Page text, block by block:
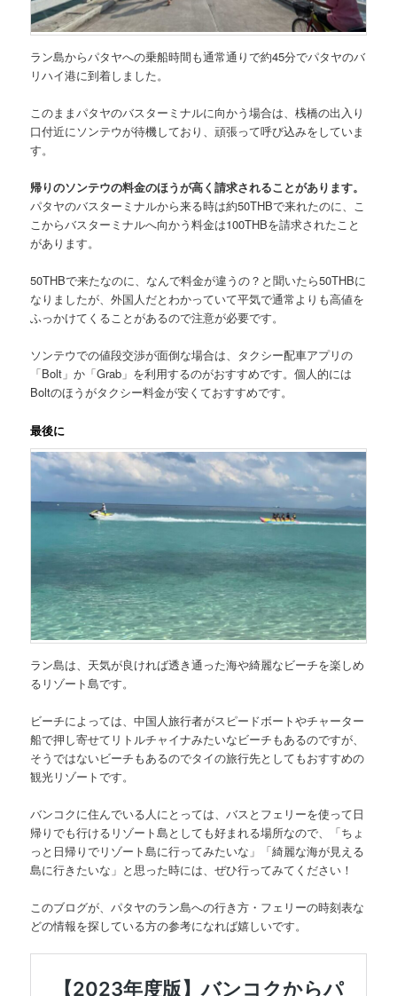
ラン島からパタヤへの乗船時間も通常通りで約45分でパタヤのバ
リハイ港に到着しました。
このままパタヤのバスターミナルに向かう場合は、桟橋の出入り
口付近にソンテウが待機しており、頑張って呼び込みをしていま
す。
帰りのソンテウの料金のほうが高く請求されることがあります。
パタヤのバスターミナルから来る時は約50THBで来れたのに、こ
こからバスターミナルへ向かう料金は100THBを請求されたこと
があります。
50THBで来たなのに、なんで料金が違うの？と聞いたら50THBに
なりましたが、外国人だとわかっていて平気で通常よりも高値を
ふっかけてくることがあるので注意が必要です。
ソンテウでの値段交渉が面倒な場合は、 タクシー配車アプリの
「Bolt」か 「Grab」 を利用するのがおすすめです。個人的には
Boltのほうがタクシー料金が安くておすすめです。
最後に
ラン島は、天気が良ければ透き通った海や綺麗なビーチを楽しめ
るリゾート島です。
ビーチによっては、中国人旅行者がスピードボートやチャーター
船で押し寄せてリトルチャイナみたいなビーチもあるのですが、
そうではないビーチもあるのでタイの旅行先としてもおすすめの
観光リゾートです。
バンコクに住んでいる人にとっては、バスとフェリーを使って日
帰りでも行けるリゾート島としても好まれる場所なので、
「ちょ
っと日帰りでリゾート島に行ってみたいな」「綺麗な海が見える
島に行きたいな」 と思った時には、ぜひ行ってみてください！
このブログが、パタヤのラン島への行き方・フェリーの時刻表な
どの情報を探している方の参考になれば嬉しいです。